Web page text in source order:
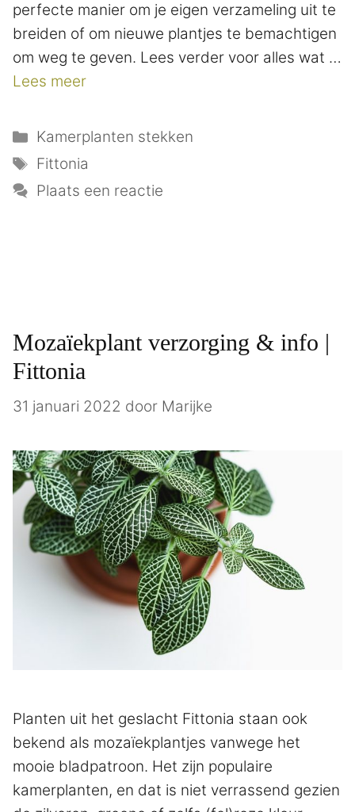
perfecte manier om je eigen verzameling uit te
breiden of om nieuwe plantjes te bemachtigen
om weg te geven. Lees verder voor alles wat …
Lees meer
Categorieën
Kamerplanten stekken
Tags
Fittonia
Plaats een reactie
Mozaïekplant verzorging & info |
Fittonia
31 januari 2022 door Marijke
Planten uit het geslacht Fittonia staan ook
bekend als mozaïekplantjes vanwege het
mooie bladpatroon. Het zijn populaire
kamerplanten, en dat is niet verrassend gezien